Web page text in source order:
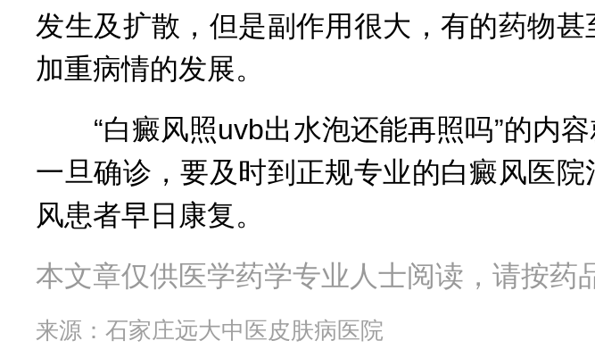
发生及扩散，但是副作用很大，有的药物
加重病情的发展。
“白癜风照uvb出水泡还能再照吗”的内容
一旦确诊，要及时到正规专业的白癜风医
风患者早日康复。
本文章仅供医学药学专业人士阅读，请按药
来源：石家庄远大中医皮肤病医院